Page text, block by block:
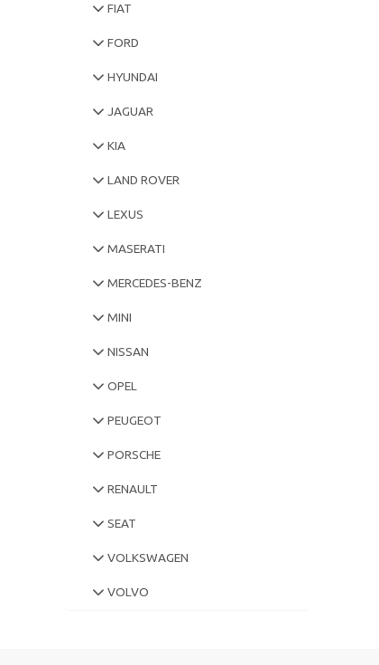
FIAT
FORD
HYUNDAI
JAGUAR
KIA
LAND ROVER
LEXUS
MASERATI
MERCEDES-BENZ
MINI
NISSAN
OPEL
PEUGEOT
PORSCHE
RENAULT
SEAT
VOLKSWAGEN
VOLVO